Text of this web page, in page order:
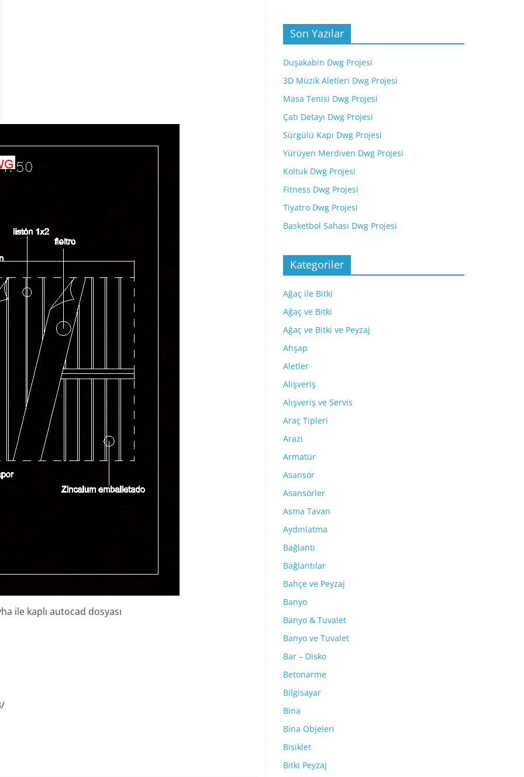
ile kaplı autocad dosyası
Son Yazılar
Duşakabin Dwg Projesi
3D Müzik Aletleri Dwg Projesi
Masa Tenisi Dwg Projesi
Çatı Detayı Dwg Projesi
Sürgülü Kapı Dwg Projesi
Yürüyen Merdiven Dwg Projesi
Koltuk Dwg Projesi
Fitness Dwg Projesi
Tiyatro Dwg Projesi
Basketbol Sahası Dwg Projesi
Kategoriler
Ağaç ile Bitki
Ağaç ve Bitki
Ağaç ve Bitki ve Peyzaj
Ahşap
Aletler
Alışveriş
Alışveriş ve Servis
Araç Tipleri
Arazi
Armatür
Asansör
Asansörler
Asma Tavan
Aydınlatma
Bağlantı
Bağlantılar
Bahçe ve Peyzaj
Banyo
Banyo & Tuvalet
Banyo ve Tuvalet
Bar – Disko
Betonarme
Bilgisayar
Bina
Bina Objeleri
Bisiklet
Bitki Peyzaj